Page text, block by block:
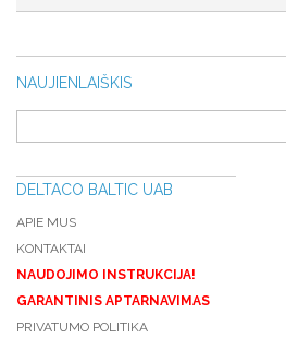
NAUJIENLAIŠKIS
DELTACO BALTIC UAB
APIE MUS
KONTAKTAI
NAUDOJIMO INSTRUKCIJA!
GARANTINIS APTARNAVIMAS
PRIVATUMO POLITIKA